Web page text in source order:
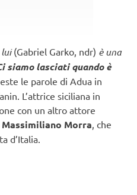
lui(Gabriel Garko, ndr) è una
siamo lasciati quando è
le parole di Adua in
L’attrice siciliana in
con un altro attore
Massimiliano Morra, che
d’Italia.